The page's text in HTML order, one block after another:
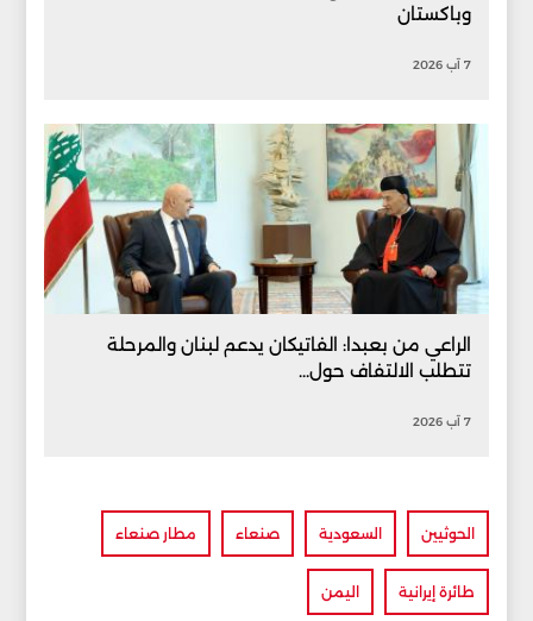
وباكستان
7 آب 2026
الراعي من بعبدا: الفاتيكان يدعم لبنان والمرحلة
تتطلب الالتفاف حول...
7 آب 2026
الحوثيين السعودية صنعاء مطار صنعاء
طائرة إيرانية اليمن